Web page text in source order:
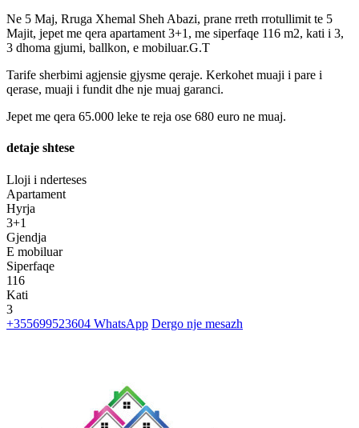
Ne 5 Maj, Rruga Xhemal Sheh Abazi, prane rreth rrotullimit te 5
Majit, jepet me qera apartament 3+1, me siperfaqe 116 m2, kati i 3,
3 dhoma gjumi, ballkon, e mobiluar.G.T
Tarife sherbimi agjensie gjysme qeraje. Kerkohet muaji i pare i
qerase, muaji i fundit dhe nje muaj garanci.
Jepet me qera 65.000 leke te reja ose 680 euro ne muaj.
detaje shtese
Lloji i nderteses
Apartament
Hyrja
3+1
Gjendja
E mobiluar
Siperfaqe
116
Kati
3
+355699523604 WhatsApp Dergo nje mesazh